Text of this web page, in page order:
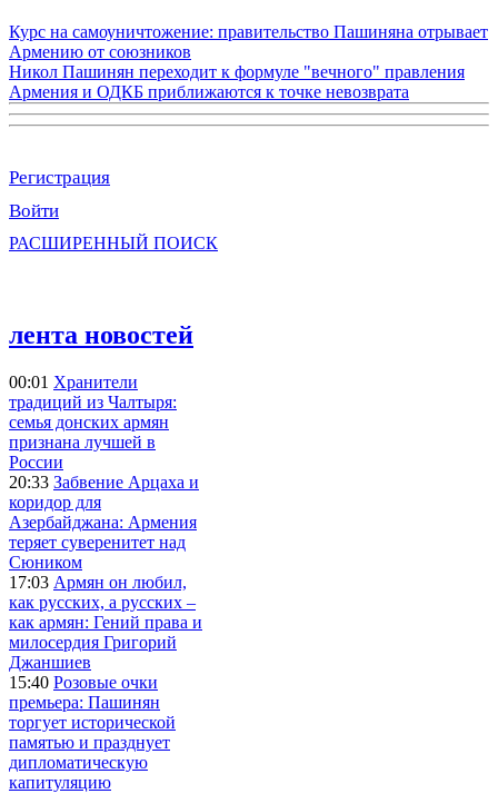
Курс на самоуничтожение: правительство Пашиняна отрывает
Армению от союзников
Никол Пашинян переходит к формуле "вечного" правления
Армения и ОДКБ приближаются к точке невозврата
Регистрация
Войти
РАСШИРЕННЫЙ ПОИСК
лента новостей
00:01 Хранители
традиций из Чалтыря:
семья донских армян
признана лучшей в
России
20:33 Забвение Арцаха и
коридор для
Азербайджана: Армения
теряет суверенитет над
Сюником
17:03 Армян он любил,
как русских, а русских –
как армян: Гений права и
милосердия Григорий
Джаншиев
15:40 Розовые очки
премьера: Пашинян
торгует исторической
памятью и празднует
дипломатическую
капитуляцию